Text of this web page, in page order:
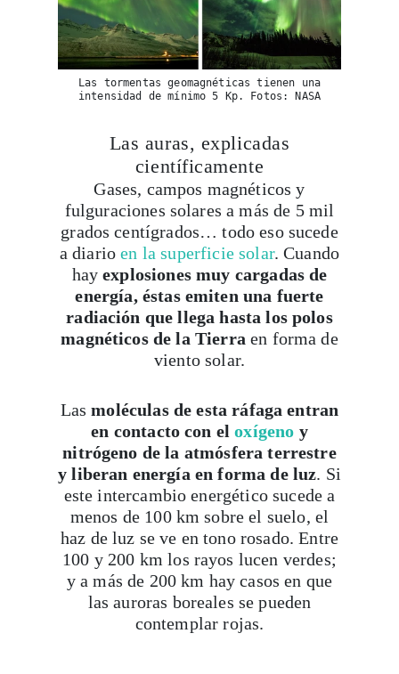
Las tormentas geomagnéticas tienen una
intensidad de mínimo 5 Kp. Fotos: NASA
Las auras, explicadas
Gases, campos magnéticos y
fulguraciones solares a más de 5 mil
grados centígrados… todo eso sucede
a diarioen la superficie solar. Cuando
hayexplosiones muy cargadas de
energía, éstas emiten una fuerte
radiación que llega hasta los polos
magnéticos de la Tierraen forma de
viento solar.
moléculas de esta ráfaga entran
nitrógeno de la atmósfera terrestre
y liberan energía en forma de luz
este intercambio energético sucede a
menos de 100 km sobre el suelo, el
haz de luz se ve en tono rosado. Entre
100 y 200 km los rayos lucen verdes;
y a más de 200 km hay casos en que
las auroras boreales se pueden
contemplar rojas.